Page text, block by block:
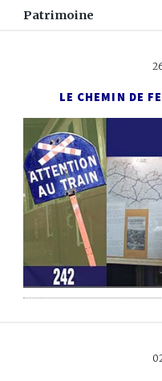
Patrimoine
LE CHEMIN DE